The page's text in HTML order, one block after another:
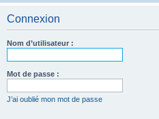
Connexion
Nom d’utilisateur :
Mot de passe :
J’ai oublié mon mot de passe